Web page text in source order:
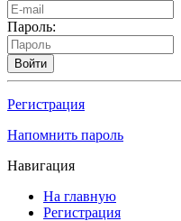
Пароль:
Войти
Регистрация
Напомнить пароль
Навигация
На главную
Регистрация